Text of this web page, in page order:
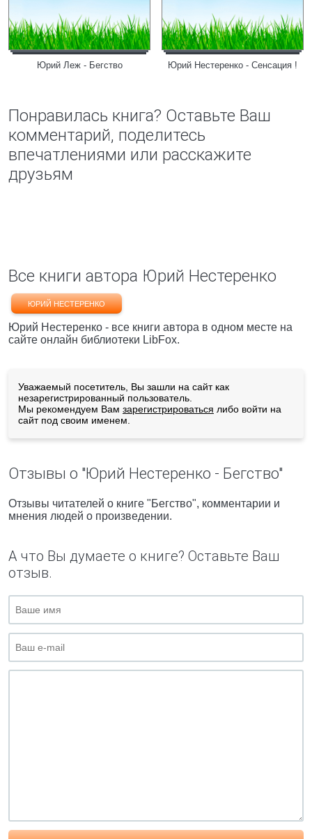
Юрий Леж - Бегство Юрий Нестеренко - Сенсация !
Понравилась книга? Оставьте Ваш
комментарий, поделитесь
впечатлениями или расскажите
друзьям
Все книги автора Юрий Нестеренко
ЮРИЙ НЕСТЕРЕНКО
Юрий Нестеренко - все книги автора в одном месте на
сайте онлайн библиотеки LibFox.
Уважаемый посетитель, Вы зашли на сайт как
незарегистрированный пользователь.
Мы рекомендуем Вам зарегистрироваться либо войти на
сайт под своим именем.
Отзывы о "Юрий Нестеренко - Бегство"
Отзывы читателей о книге "Бегство", комментарии и
мнения людей о произведении.
А что Вы думаете о книге? Оставьте Ваш
отзыв.